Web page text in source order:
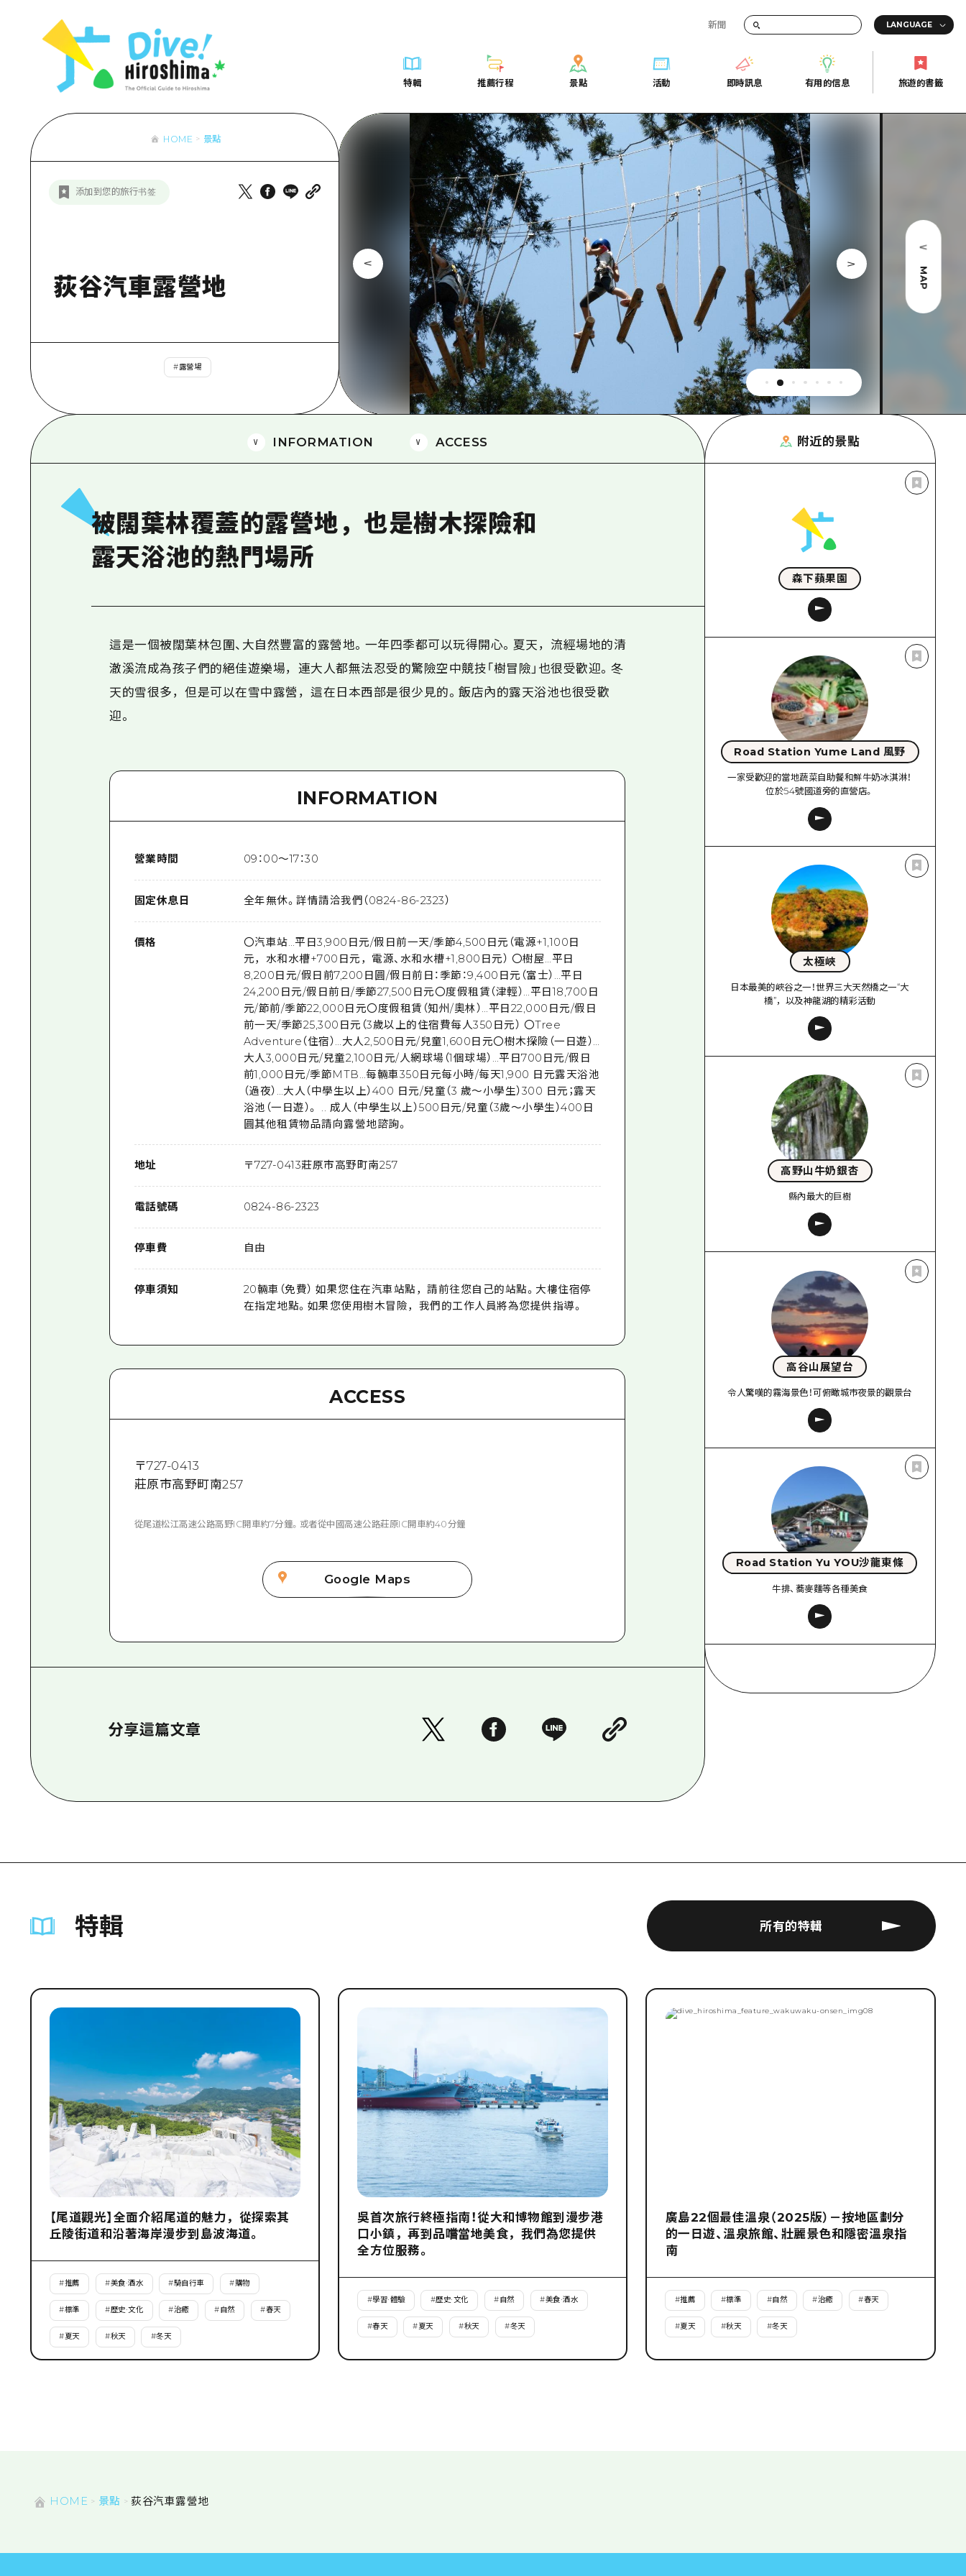
新聞
特輯
藝術
騎自行車
運動
夜晚生活
世界遺產
學習·體驗
標準
歷史·文化
治癒
自然
推薦行程
Dive! Hiroshima 官方向導
廣島市內
安芸
答對了
美北
藝北
短途旅行
半天
一日遊
1晚2天
2晚3天
景點
列表
廣島市內
安芸
答對了
美北
藝北
宮島周邊
東山口
愛媛
島根
活動
即時訊息
有用的信息
列表
存取
輔助流量摘要
設施擁堵
超值遊覽門票
行李寄存及運送服務
廣島好客通行證
廣島免費 Wi-Fi
面向外國遊客的街角旅遊信息中心
志願者指南
廣島視頻
常見問題
照片下載
災難發生期間的交通資訊
廣島縣觀光宣傳冊
旅遊的書籤
美食·酒水 世界遺產
歷史·文化
自然
Dive! Hiroshima 官方向導
藝北
宮島周邊
東山口
2晚3天
美北
藝北
宮島周邊
東山口
愛媛
島根
超值遊覽門票
行李寄存及運送服務
廣島免費 Wi-Fi
面向外國遊客的街角旅遊信息中心
廣島視頻
災難發生期間的交通資訊
HOME 景點
添加到您的旅行书签
荻谷汽車露營地
#露營場
MAP
INFORMATION ACCESS
被闊葉林覆蓋的露營地，也是樹木探險和
露天浴池的熱門場所
這是一個被闊葉林包圍、大自然豐富的露營地。一年四季都可以玩得開心。夏天，流經場地的清
澈溪流成為孩子們的絕佳遊樂場，連大人都無法忍受的驚險空中競技「樹冒險」也很受歡迎。冬
天的雪很多，但是可以在雪中露營，這在日本西部是很少見的。飯店內的露天浴池也很受歡
迎。
INFORMATION
營業時間 09：00～17：30
固定休息日 全年無休。詳情請洽我們（0824-86-2323）
價格
〇汽車站…平日3,900日元/假日前一天/季節4,500日元（電源+1,100日
元，水和水槽+700日元，電源、水和水槽+1,800日元） 〇樹屋…平日
8,200日元/假日前7,200日圓/假日前日：季節：9,400日元（富士）…平日
24,200日元/假日前日/季節27,500日元〇度假租賃（津輕）…平日18,700日
元/節前/季節22,000日元〇度假租賃（知州/奧林）…平日22,000日元/假日
前一天/季節25,300日元（3歲以上的住宿費每人350日元） 〇Tree
Adventure（住宿）…大人2,500日元/兒童1,600日元〇樹木探險（一日遊）…
大人3,000日元/兒童2,100日元/人網球場（1個球場）…平日700日元/假日
前1,000日元/季節MTB…每輛車350日元每小時/每天1,900 日元露天浴池
（過夜）…大人（中學生以上）400 日元/兒童（3 歲～小學生）300 日元；露天
浴池（一日遊）。 .. 成人（中學生以上）500日元/兒童（3歲～小學生）400日
圓其他租賃物品請向露營地諮詢。
地址 〒727-0413莊原市高野町南257
電話號碼 0824-86-2323
停車費 自由
停車須知
20輛車（免費） 如果您住在汽車站點，請前往您自己的站點。大樓住宿停
在指定地點。如果您使用樹木冒險，我們的工作人員將為您提供指導。
ACCESS
〒727-0413
莊原市高野町南257
從尾道松江高速公路高野IC開車約7分鐘。或者從中國高速公路莊原IC開車約40分鐘
Google Maps
分享這篇文章
附近的景點
森下蘋果園
Road Station Yume Land 風野
一家受歡迎的當地蔬菜自助餐和鮮牛奶冰淇淋！
位於54號國道旁的直營店。
太極峽
日本最美的峽谷之一！世界三大天然橋之一“大
橋”，以及神龍湖的精彩活動
高野山牛奶銀杏
縣內最大的巨樹
高谷山展望台
令人驚嘆的霧海景色！可俯瞰城市夜景的觀景台
Road Station Yu YOU沙龍東條
牛排、蕎麥麵等各種美食
特輯 所有的特輯
【尾道觀光】全面介紹尾道的魅力，從探索其
丘陵街道和沿著海岸漫步到島波海道。
#推薦 #美食·酒水 #騎自行車 #購物
#標準 #歷史·文化 #治癒 #自然 #春天
#夏天 #秋天 #冬天
吳首次旅行終極指南！從大和博物館到漫步港
口小鎮，再到品嚐當地美食，我們為您提供
全方位服務。
#學習·體驗 #歷史·文化 #自然 #美食·酒水
#春天 #夏天 #秋天 #冬天
廣島22個最佳溫泉（2025版）－按地區劃分
的一日遊、溫泉旅館、壯麗景色和隱密溫泉指
南
#推薦 #標準 #自然 #治癒 #春天
#夏天 #秋天 #冬天
HOME 景點 荻谷汽車露營地